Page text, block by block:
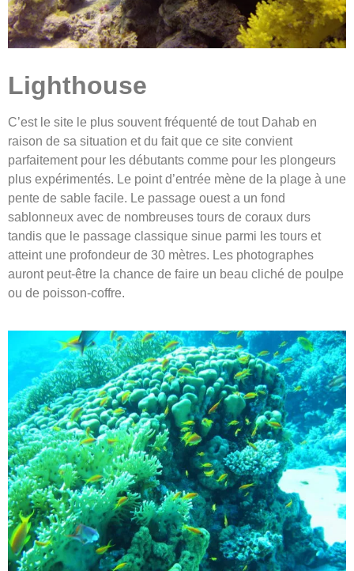
Lighthouse
C’est le site le plus souvent fréquenté de tout Dahab en
raison de sa situation et du fait que ce site convient
parfaitement pour les débutants comme pour les plongeurs
plus expérimentés. Le point d’entrée mène de la plage à une
pente de sable facile. Le passage ouest a un fond
sablonneux avec de nombreuses tours de coraux durs
tandis que le passage classique sinue parmi les tours et
atteint une profondeur de 30 mètres. Les photographes
auront peut-être la chance de faire un beau cliché de poulpe
ou de poisson-coffre.